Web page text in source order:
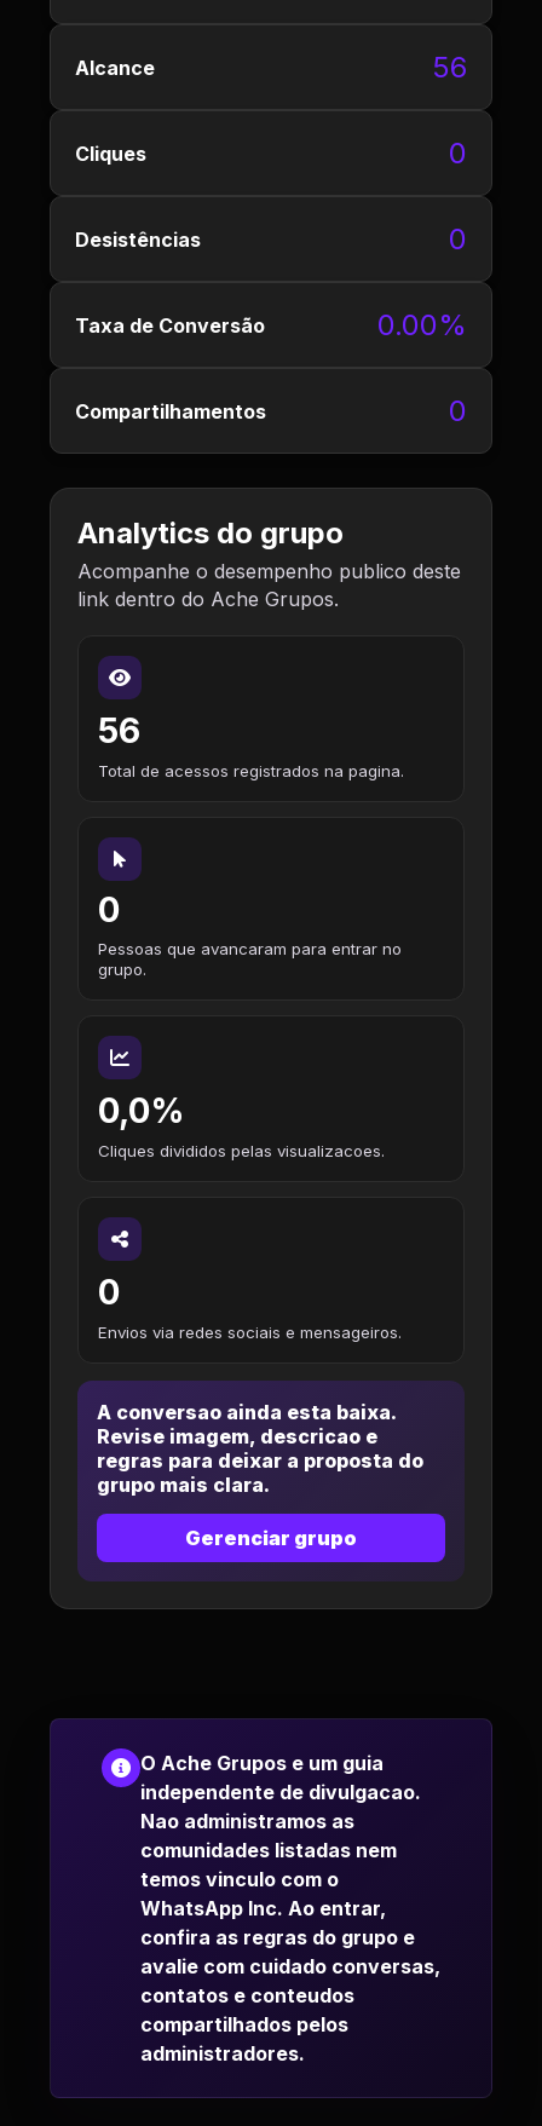
Alcance 56
Cliques 0
Desistências 0
Taxa de Conversão 0.00%
Compartilhamentos 0
Analytics do grupo
Acompanhe o desempenho publico deste
link dentro do Ache Grupos.
56
Total de acessos registrados na pagina.
0
Pessoas que avancaram para entrar no
grupo.
0,0%
Cliques divididos pelas visualizacoes.
0
Envios via redes sociais e mensageiros.
A conversao ainda esta baixa.
Revise imagem, descricao e
regras para deixar a proposta do
grupo mais clara.
Gerenciar grupo
O Ache Grupos e um guia
independente de divulgacao.
Nao administramos as
comunidades listadas nem
temos vinculo com o
WhatsApp Inc. Ao entrar,
confira as regras do grupo e
avalie com cuidado conversas,
contatos e conteudos
compartilhados pelos
administradores.